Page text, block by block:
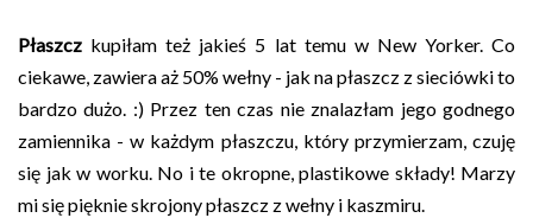
Płaszcz kupiłam też jakieś 5 lat temu w New Yorker. Co
ciekawe, zawiera aż 50% wełny - jak na płaszcz z sieciówki to
bardzo dużo. :) Przez ten czas nie znalazłam jego godnego
zamiennika - w każdym płaszczu, który przymierzam, czuję
się jak w worku. No i te okropne, plastikowe składy! Marzy
mi się pięknie skrojony płaszcz z wełny i kaszmiru.